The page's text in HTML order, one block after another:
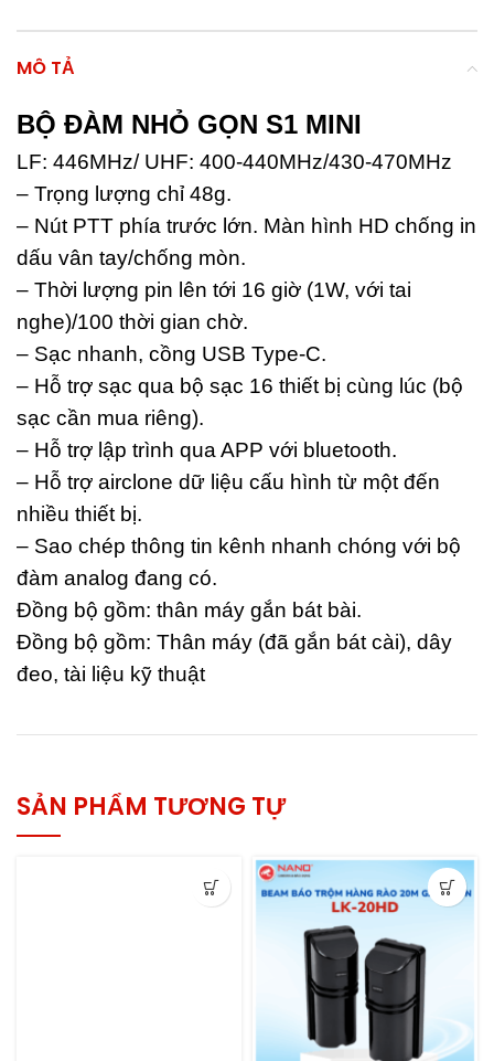
MÔ TẢ
BỘ ĐÀM NHỎ GỌN S1 MINI
LF: 446MHz/ UHF: 400-440MHz/430-470MHz
– Trọng lượng chỉ 48g.
– Nút PTT phía trước lớn. Màn hình HD chống in
dấu vân tay/chống mòn.
– Thời lượng pin lên tới 16 giờ (1W, với tai
nghe)/100 thời gian chờ.
– Sạc nhanh, cồng USB Type-C.
– Hỗ trợ sạc qua bộ sạc 16 thiết bị cùng lúc (bộ
sạc cần mua riêng).
– Hỗ trợ lập trình qua APP với bluetooth.
– Hỗ trợ airclone dữ liệu cấu hình từ một đến
nhiều thiết bị.
– Sao chép thông tin kênh nhanh chóng với bộ
đàm analog đang có.
Đồng bộ gồm: thân máy gắn bát bài.
Đồng bộ gồm: Thân máy (đã gắn bát cài), dây
đeo, tài liệu kỹ thuật
SẢN PHẨM TƯƠNG TỰ